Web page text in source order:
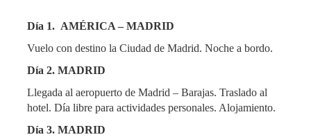
Día 1. AMÉRICA – MADRID
Vuelo con destino la Ciudad de Madrid. Noche a bordo.
Día 2. MADRID
Llegada al aeropuerto de Madrid – Barajas. Traslado al
hotel. Día libre para actividades personales. Alojamiento.
Día 3. MADRID